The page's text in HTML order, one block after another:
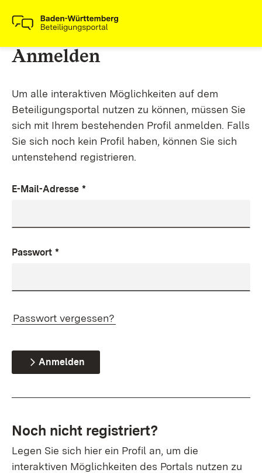
Anmelden
Um alle interaktiven Möglichkeiten auf dem
Beteiligungsportal nutzen zu können, müssen Sie
sich mit Ihrem bestehenden Profil anmelden. Falls
Sie sich noch kein Profil haben, können Sie sich
untenstehend registrieren.
E-Mail-Adresse *
Passwort *
Passwort vergessen?
Anmelden
Noch nicht registriert?
Legen Sie sich hier ein Profil an, um die
interaktiven Möglichkeiten des Portals nutzen zu